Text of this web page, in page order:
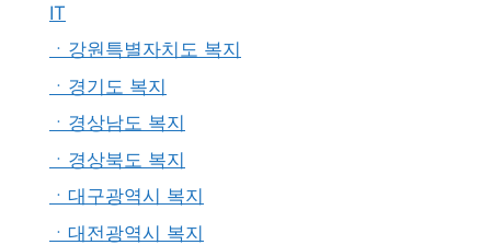
IT
ㆍ강원특별자치도 복지
ㆍ경기도 복지
ㆍ경상남도 복지
ㆍ경상북도 복지
ㆍ대구광역시 복지
ㆍ대전광역시 복지